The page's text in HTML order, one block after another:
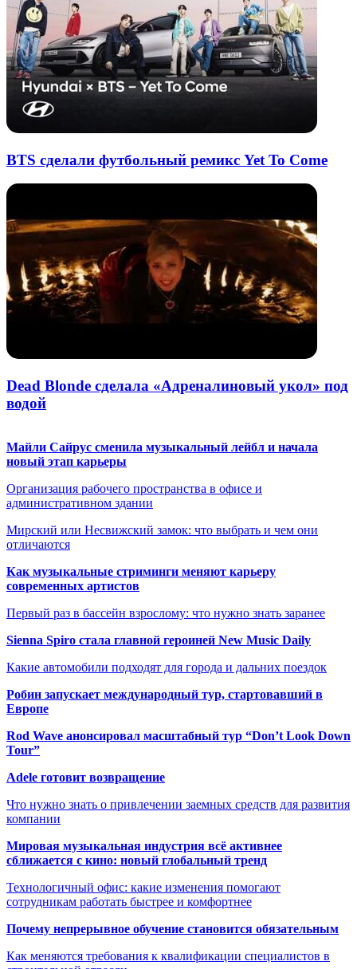
BTS сделали футбольный ремикс Yet To Come
Dead Blonde сделала «Адреналиновый укол» под
водой
Майли Сайрус сменила музыкальный лейбл и начала
новый этап карьеры
Организация рабочего пространства в офисе и
административном здании
Мирский или Несвижский замок: что выбрать и чем они
отличаются
Как музыкальные стриминги меняют карьеру
современных артистов
Первый раз в бассейн взрослому: что нужно знать заранее
Sienna Spiro стала главной героиней New Music Daily
Какие автомобили подходят для города и дальних поездок
Робин запускает международный тур, стартовавший в
Европе
Rod Wave анонсировал масштабный тур “Don’t Look Down
Tour”
Adele готовит возвращение
Что нужно знать о привлечении заемных средств для развития
компании
Мировая музыкальная индустрия всё активнее
сближается с кино: новый глобальный тренд
Технологичный офис: какие изменения помогают
сотрудникам работать быстрее и комфортнее
Почему непрерывное обучение становится обязательным
Как меняются требования к квалификации специалистов в